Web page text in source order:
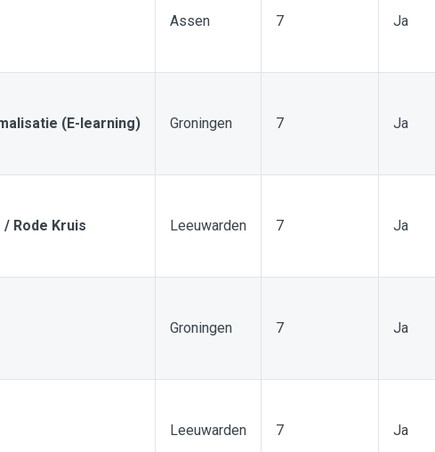
Assen 7 Ja
(E-learning) Groningen 7 Ja
/ Rode Kruis Leeuwarden 7 Ja
Groningen 7 Ja
Leeuwarden 7 Ja